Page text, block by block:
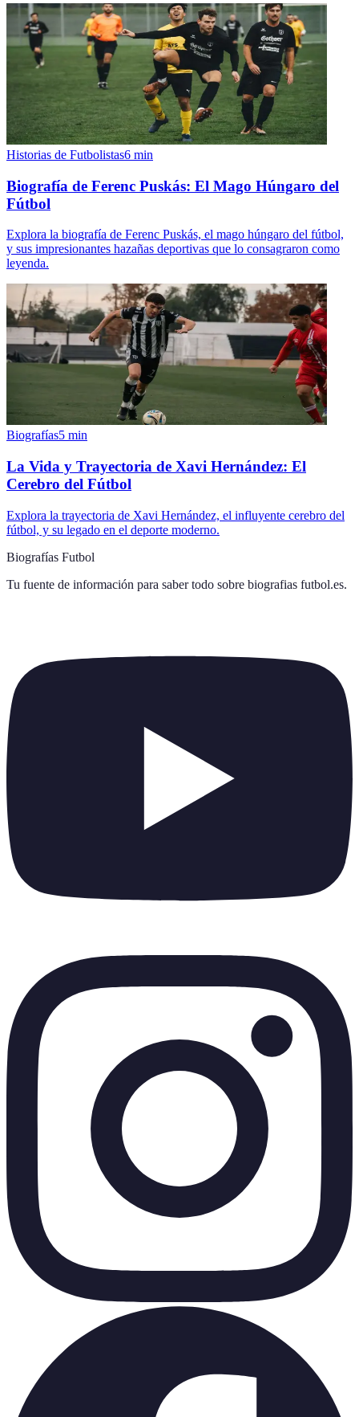
Historias de Futbolistas6 min
Biografía de Ferenc Puskás: El Mago Húngaro del
Fútbol
Explora la biografía de Ferenc Puskás, el mago húngaro del fútbol,
y sus impresionantes hazañas deportivas que lo consagraron como
leyenda.
Biografías5 min
La Vida y Trayectoria de Xavi Hernández: El
Cerebro del Fútbol
Explora la trayectoria de Xavi Hernández, el influyente cerebro del
fútbol, y su legado en el deporte moderno.
Biografías Futbol
Tu fuente de información para saber todo sobre biografias futbol.es.